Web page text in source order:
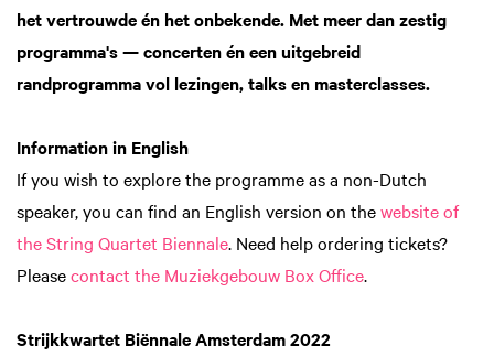
het vertrouwde én het onbekende. Met meer dan zestig
programma's — concerten én een uitgebreid
randprogramma vol lezingen, talks en masterclasses.
Information in English
If you wish to explore the programme as a non-Dutch
speaker, you can find an English version on thewebsite of
the String Quartet Biennale. Need help ordering tickets?
Pleasecontact the Muziekgebouw Box Office.
Strijkkwartet Biënnale Amsterdam 2022